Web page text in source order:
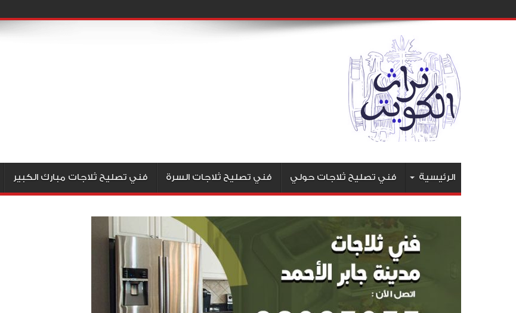
الرئيسية فني تصليح ثلاجات حولي فني تصليح ثلاجات السرة فني تصليح ثلاجات مبارك الكبير